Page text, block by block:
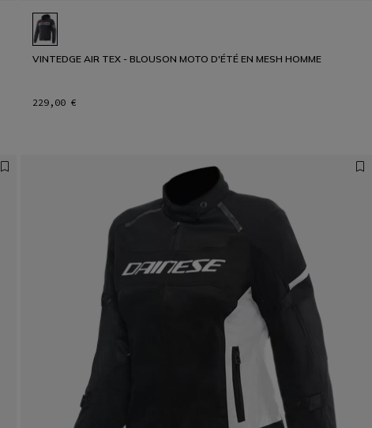
VINTEDGE AIR TEX - BLOUSON MOTO D'ÉTÉ EN MESH HOMME
229,00 €